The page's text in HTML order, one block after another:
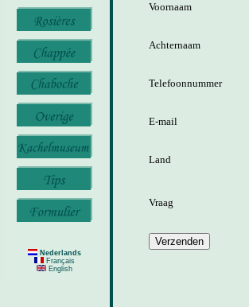
Nederlands
Français
English
Voornaam
Achternaam
Telefoonnummer
E-mail
Land
Vraag